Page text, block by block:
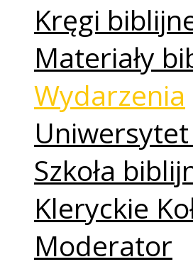
Kręgi
Materiały
Wydarzenia
Szkoła
Kleryckie
Moderator